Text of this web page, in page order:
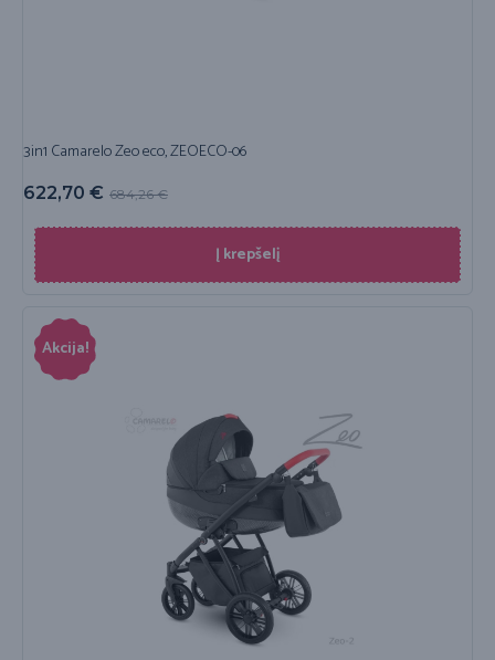
3in1 Camarelo Zeo eco, ZEOECO-06
684,26€
622,70 €
Į krepšelį
Akcija!